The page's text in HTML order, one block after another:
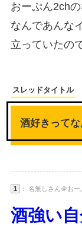
おーぷん2ch
なんであんな
立っていたの
スレッドタイトル
酒好きって
1 ： 名無しさん＠お
酒強い